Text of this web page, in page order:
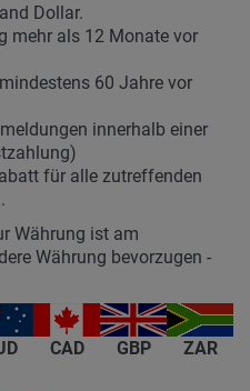
Dollar.
mehr als 12 Monate vor
60 Jahre vor
innerhalb einer
für alle zutreffenden
Währung ist am
Währung bevorzugen -
CAD GBP ZAR